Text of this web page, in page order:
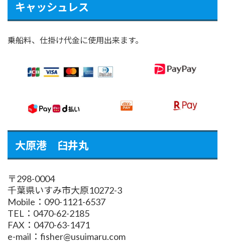
キャッシュレス
乗船料、仕掛け代金に使用出来ます。
大原港 臼井丸
〒298-0004
千葉県いすみ市大原10272-3
Mobile：090-1121-6537
TEL：0470-62-2185
FAX：0470-63-1471
e-mail：fisher@usuimaru.com